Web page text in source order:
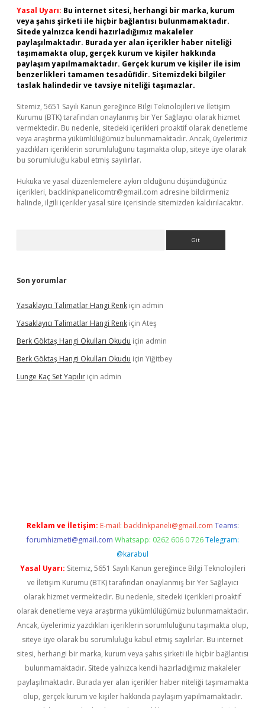
Yasal Uyarı: Bu internet sitesi, herhangi bir marka, kurum
veya şahıs şirketi ile hiçbir bağlantısı bulunmamaktadır.
Sitede yalnızca kendi hazırladığımız makaleler
paylaşılmaktadır. Burada yer alan içerikler haber niteliği
taşımamakta olup, gerçek kurum ve kişiler hakkında
paylaşım yapılmamaktadır. Gerçek kurum ve kişiler ile isim
benzerlikleri tamamen tesadüfidir. Sitemizdeki bilgiler
taslak halindedir ve tavsiye niteliği taşımazlar.
Sitemiz, 5651 Sayılı Kanun gereğince Bilgi Teknolojileri ve İletişim
Kurumu (BTK) tarafından onaylanmış bir Yer Sağlayıcı olarak hizmet
vermektedir. Bu nedenle, sitedeki içerikleri proaktif olarak denetleme
veya araştırma yükümlülüğümüz bulunmamaktadır. Ancak, üyelerimiz
yazdıkları içeriklerin sorumluluğunu taşımakta olup, siteye üye olarak
bu sorumluluğu kabul etmiş sayılırlar.
Hukuka ve yasal düzenlemelere aykırı olduğunu düşündüğünüz
içerikleri, backlinkpanelicomtr@gmail.com adresine bildirmeniz
halinde, ilgili içerikler yasal süre içerisinde sitemizden kaldırılacaktır.
Son yorumlar
Yasaklayıcı Talimatlar Hangi Renk için admin
Yasaklayıcı Talimatlar Hangi Renk için Ateş
Berk Göktaş Hangi Okulları Okudu için admin
Berk Göktaş Hangi Okulları Okudu için Yiğitbey
Lunge Kaç Set Yapılır için admin
Reklam ve İletişim: E-mail: backlinkpaneli@gmail.com Teams:
forumhizmeti@gmail.com Whatsapp: 0262 606 0 726 Telegram:
@karabul
Yasal Uyarı: Sitemiz, 5651 Sayılı Kanun gereğince Bilgi Teknolojileri
ve İletişim Kurumu (BTK) tarafından onaylanmış bir Yer Sağlayıcı
olarak hizmet vermektedir. Bu nedenle, sitedeki içerikleri proaktif
olarak denetleme veya araştırma yükümlülüğümüz bulunmamaktadır.
Ancak, üyelerimiz yazdıkları içeriklerin sorumluluğunu taşımakta olup,
siteye üye olarak bu sorumluluğu kabul etmiş sayılırlar. Bu internet
sitesi, herhangi bir marka, kurum veya şahıs şirketi ile hiçbir bağlantısı
bulunmamaktadır. Sitede yalnızca kendi hazırladığımız makaleler
paylaşılmaktadır. Burada yer alan içerikler haber niteliği taşımamakta
olup, gerçek kurum ve kişiler hakkında paylaşım yapılmamaktadır.